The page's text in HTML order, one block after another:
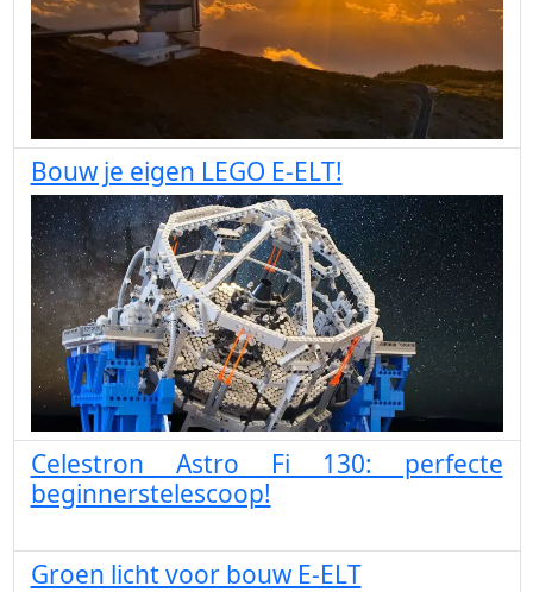
Bouw je eigen LEGO E-ELT!
Celestron Astro Fi 130: perfecte
beginnerstelescoop!
Groen licht voor bouw E-ELT